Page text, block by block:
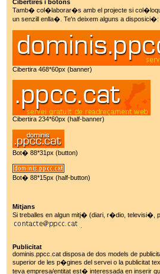
Cibertires i botons
Tamb� col�laborar�s amb el projecte si
un senzill enlla�. Te'n deixem alguns a disposici�:
Cibertira 468*60px (banner)
Cibertira 234*60px (half-banner)
Bot� 88*31px (button)
Bot� 88*15px (half-button)
Mitjans
Si treballes en algun mitj� (diari, r�dio, televisi�,
Publicitat
dominis.ppcc.cat disposa de dos models de
superior de les p�gines del servei o la publicitat
teva empresa/entitat est� interessada en inserir